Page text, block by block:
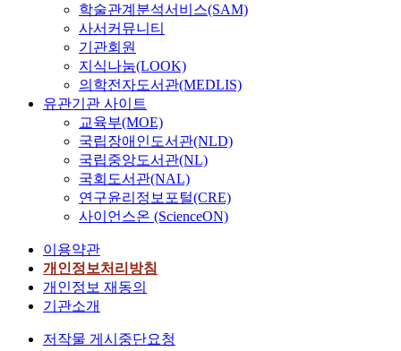
학술관계분석서비스(SAM)
사서커뮤니티
기관회원
지식나눔(LOOK)
의학전자도서관(MEDLIS)
유관기관 사이트
교육부(MOE)
국립장애인도서관(NLD)
국립중앙도서관(NL)
국회도서관(NAL)
연구윤리정보포털(CRE)
사이언스온 (ScienceON)
이용약관
개인정보처리방침
개인정보 재동의
기관소개
저작물 게시중단요청